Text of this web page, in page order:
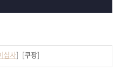
십사] [쿠팡]